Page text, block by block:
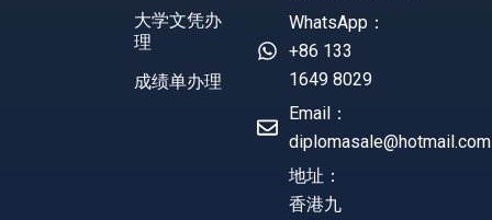
大学文凭办
理
成绩单办理
WhatsApp：
+86 133
1649 8029
Email：
diplomasale@hotmail.com
地址：
香港九